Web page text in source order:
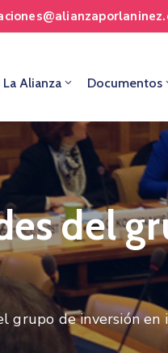
La Alianza Documentos
del
grupo de inversión en